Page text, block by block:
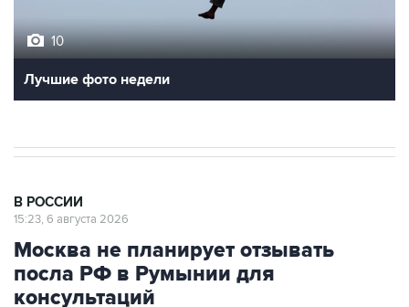
10
Лучшие фото недели
В РОССИИ
15:23, 6 августа 2026
Москва не планирует отзывать
посла РФ в Румынии для
консультаций